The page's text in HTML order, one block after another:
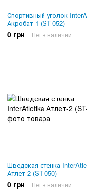
Спортивный уголок
Акробат-1 (ST-052)
0 грн Нет в наличии
Шведская стенка
Атлет-2 (ST-050)
0 грн Нет в наличии